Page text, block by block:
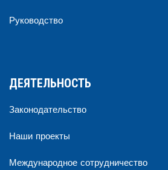
Руководство
ДЕЯТЕЛЬНОСТЬ
Законодательство
Наши проекты
Международное сотрудничество